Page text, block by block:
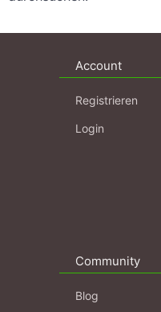
Account
Registrieren
Login
Community
Blog